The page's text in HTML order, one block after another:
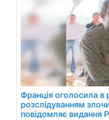
Франція оголосила в
розслідуванням
повідомляє видання